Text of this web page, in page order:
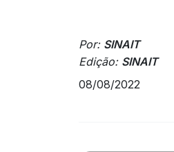
Por: SINAIT
Edição: SINAIT
08/08/2022